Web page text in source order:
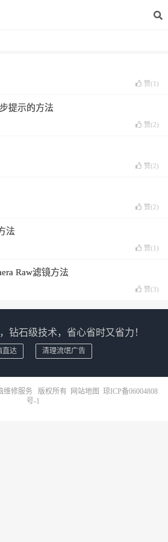
赞(1 )
提示的方法
赞(2)
赞(2)
赞(2)
法
赞(1 )
Raw滤镜方法
赞(3)
钻石级技术，省心省时又省力！
直达 清理流氓广告
维修服务 版权所有 网站地图 琼ICP备06004808
号-1